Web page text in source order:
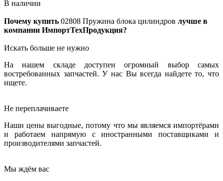
В наличии
Почему купить 02808 Пружина блока цилиндров лучше в
компании ИмпортТехПродукция?
Искать больше не нужно
На нашем складе доступен огромный выбор самых
востребованных запчастей. У нас Вы всегда найдете то, что
ищете.
Не переплачиваете
Наши цены выгодные, потому что мы являемся импортёрами
и работаем напрямую с иностранными поставщиками и
производителями запчастей.
Мы ждём вас